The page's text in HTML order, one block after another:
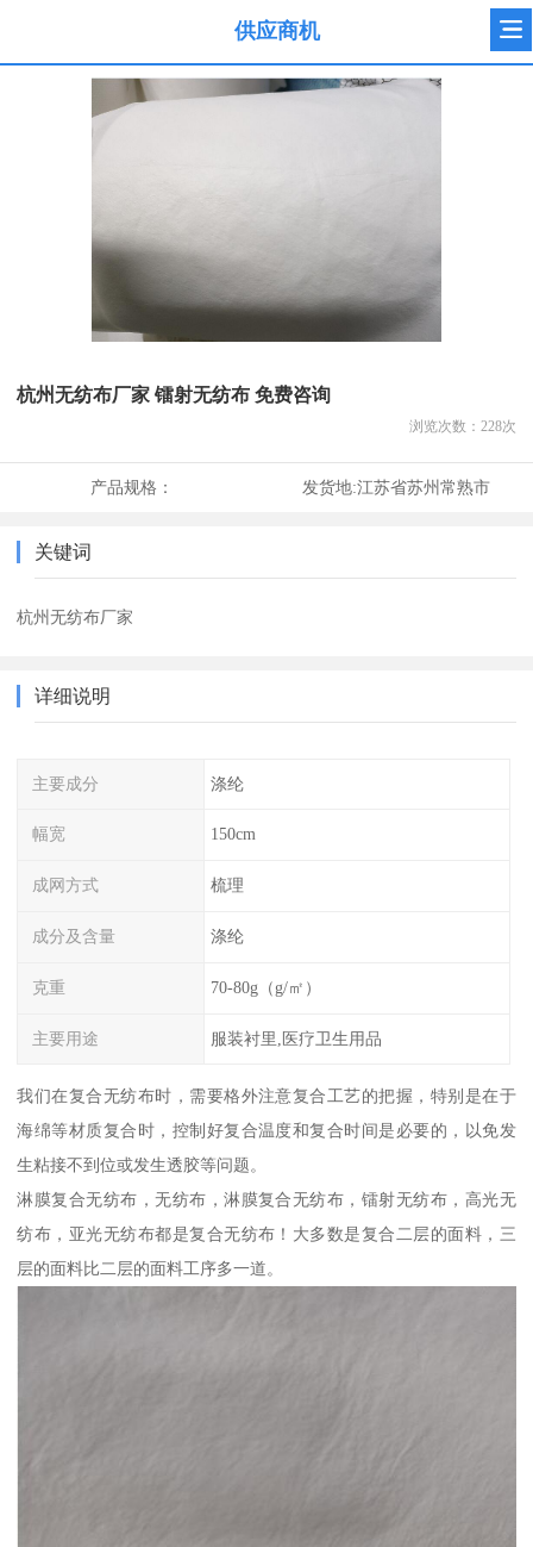
供应商机
杭州无纺布厂家 镭射无纺布 免费咨询
浏览次数： 228次
产品规格： 发货地:江苏省苏州常熟市
关键词
杭州无纺布厂家
详细说明
主要成分 涤纶
幅宽 150cm
成网方式 梳理
成分及含量 涤纶
克重 70-80g（g/㎡）
主要用途 服装衬里,医疗卫生用品
我们在复合无纺布时，需要格外注意复合工艺的把握，特别是在于
海绵等材质复合时，控制好复合温度和复合时间是必要的，以免发
生粘接不到位或发生透胶等问题。
淋膜复合无纺布，无纺布，淋膜复合无纺布，镭射无纺布，高光无
纺布，亚光无纺布都是复合无纺布！大多数是复合二层的面料，三
层的面料比二层的面料工序多一道。